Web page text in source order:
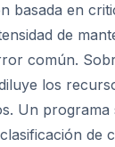
basada en
de
común.
los
Un programa
de